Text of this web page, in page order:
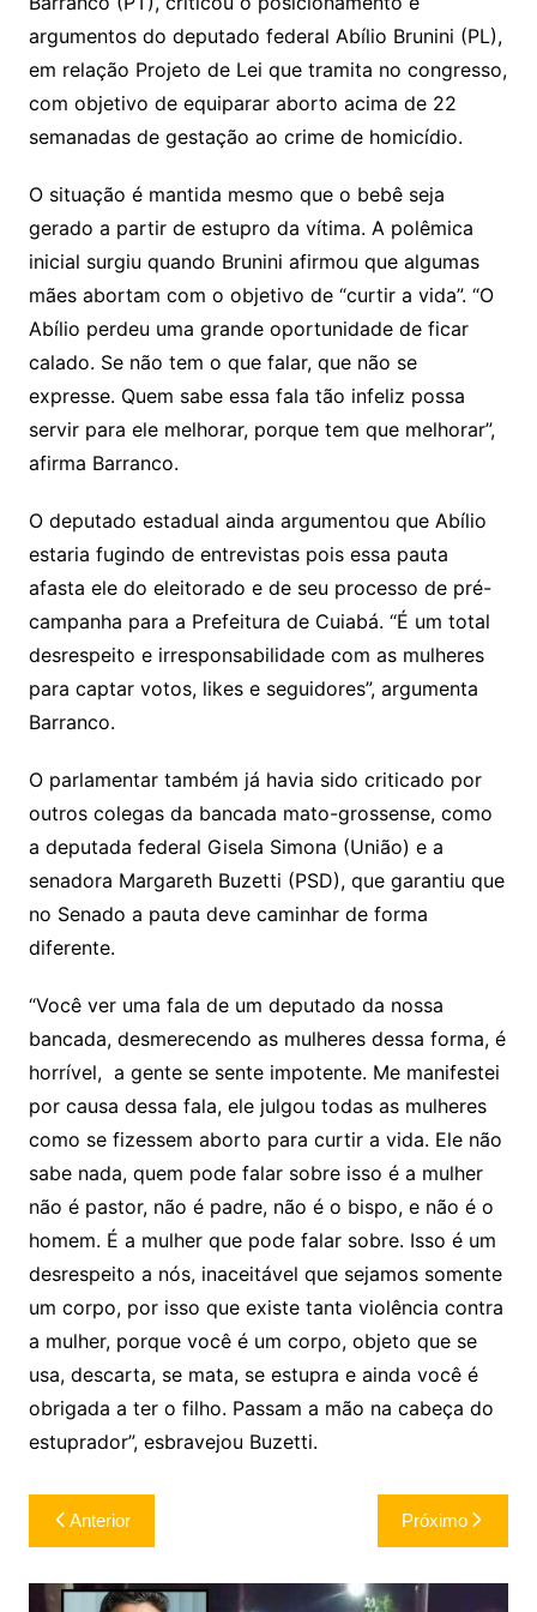
Li
n
k
A
p
p
a
m
dI
n
Cl
a
s
o
m
g
s
a
g
e
o
k.
c
o
p
e
o
o
M
ai
a
d
s
l
e
argumentos do deputado federal Abílio Brunini (PL),
em relação Projeto de Lei que tramita no congresso,
com objetivo de equiparar aborto acima de 22
semanadas de gestação ao crime de homicídio.
O situação é mantida mesmo que o bebê seja
gerado a partir de estupro da vítima. A polêmica
inicial surgiu quando Brunini afirmou que algumas
mães abortam com o objetivo de “curtir a vida”. “O
Abílio perdeu uma grande oportunidade de ficar
calado. Se não tem o que falar, que não se
expresse. Quem sabe essa fala tão infeliz possa
servir para ele melhorar, porque tem que melhorar”,
afirma Barranco.
O deputado estadual ainda argumentou que Abílio
estaria fugindo de entrevistas pois essa pauta
afasta ele do eleitorado e de seu processo de pré-
campanha para a Prefeitura de Cuiabá. “É um total
desrespeito e irresponsabilidade com as mulheres
para captar votos, likes e seguidores”, argumenta
Barranco.
O parlamentar também já havia sido criticado por
outros colegas da bancada mato-grossense, como
a deputada federal Gisela Simona (União) e a
senadora Margareth Buzetti (PSD), que garantiu que
no Senado a pauta deve caminhar de forma
diferente.
“Você ver uma fala de um deputado da nossa
bancada, desmerecendo as mulheres dessa forma, é
horrível, a gente se sente impotente. Me manifestei
por causa dessa fala, ele julgou todas as mulheres
como se fizessem aborto para curtir a vida. Ele não
sabe nada, quem pode falar sobre isso é a mulher
não é pastor, não é padre, não é o bispo, e não é o
homem. É a mulher que pode falar sobre. Isso é um
desrespeito a nós, inaceitável que sejamos somente
um corpo, por isso que existe tanta violência contra
a mulher, porque você é um corpo, objeto que se
usa, descarta, se mata, se estupra e ainda você é
obrigada a ter o filho. Passam a mão na cabeça do
estuprador”, esbravejou Buzetti.
Navegação
de
Post
Anterior Próximo